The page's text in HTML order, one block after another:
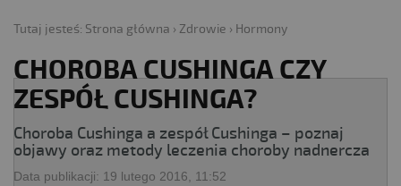
Tutaj jesteś: Strona główna › Zdrowie › Hormony
CHOROBA CUSHINGA CZY
ZESPÓŁ CUSHINGA?
Choroba Cushinga a zespół Cushinga – poznaj
objawy oraz metody leczenia choroby nadnercza
Data publikacji: 19 lutego 2016, 11:52